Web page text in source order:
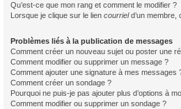
Qu’est-ce que mon rang et comment le modifier ?
Lorsque je clique sur le lien courrield’un membre,
Problèmes liés à la publication de messages
Comment créer un nouveau sujet ou poster une
Comment modifier ou supprimer un message ?
Comment ajouter une signature à mes messages
Comment créer un sondage ?
Pourquoi ne puis-je pas ajouter plus d’options à
Comment modifier ou supprimer un sondage ?